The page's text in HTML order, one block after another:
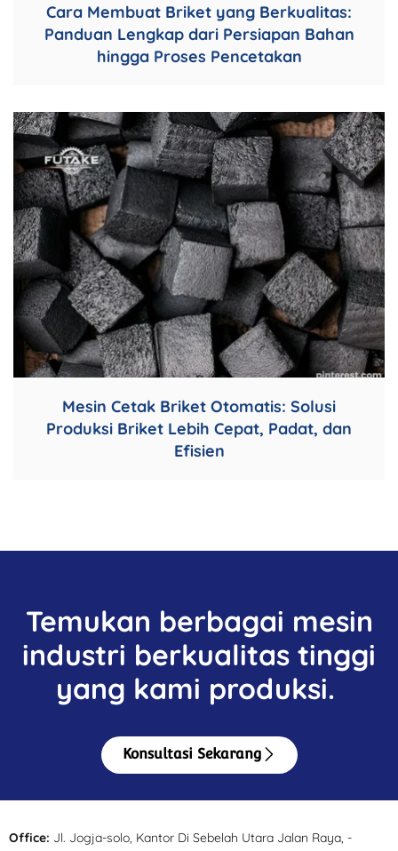
Cara Membuat Briket yang Berkualitas:
Panduan Lengkap dari Persiapan Bahan
hingga Proses Pencetakan
Mesin Cetak Briket Otomatis: Solusi
Produksi Briket Lebih Cepat, Padat, dan
Efisien
Temukan berbagai mesin
industri berkualitas tinggi
yang kami produksi.
Konsultasi Sekarang
Office: Jl. Jogja-solo, Kantor Di Sebelah Utara Jalan Raya, -